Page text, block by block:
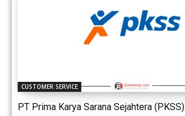
CUSTOMER SERVICE
PT Prima Karya Sarana Sejahtera (PKSS)